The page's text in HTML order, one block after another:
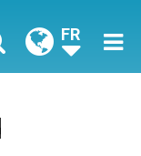
FR